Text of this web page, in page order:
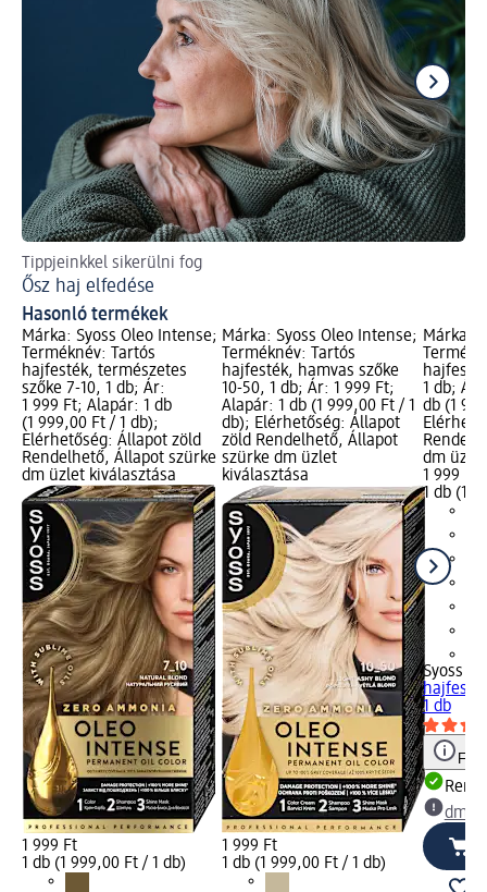
Tippjeinkkel sikerülni fog
Ősz haj elfedése
Hasonló termékek
Márka: Syoss Oleo Intense;
Terméknév: Tartós
hajfesték, természetes
szőke 7-10, 1 db; Ár:
1 999 Ft; Alapár: 1 db
(1 999,00 Ft / 1 db);
Elérhetőség: Állapot zöld
Rendelhető, Állapot szürke
dm üzlet kiválasztása
1 999 Ft
1 db (1 999,00 Ft / 1 db)
Márka: Syoss Oleo Intense;
Terméknév: Tartós
hajfesték, hamvas szőke
10-50, 1 db; Ár: 1 999 Ft;
Alapár: 1 db (1 999,00 Ft / 1
db); Elérhetőség: Állapot
zöld Rendelhető, Állapot
szürke dm üzlet
kiválasztása
1 999 Ft
1 db (1 999,00 Ft / 1 db)
Márka:
1 db; Ár:
db (1
dm
1 999 Ft
1 db (1
Syoss
1 db
dm